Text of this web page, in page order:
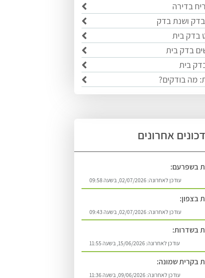
בדירה
ושנת בדק
בדק בית
בדק בית
בית
מה בודקים?
אחרונים
בשפרעם:
עודכן לאחרונה: 02/07/2026, בשעה 09:58
בצפון:
עודכן לאחרונה: 02/07/2026, בשעה 09:43
בשדרות:
עודכן לאחרונה: 15/06/2026, בשעה 11:55
בקרית שמונה:
עודכן לאחרונה: 09/06/2026, בשעה 11:36